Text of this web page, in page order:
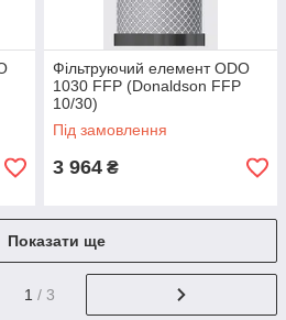
Фільтруючий елемент ODO
1030 FFP (Donaldson FFP
10/30)
Під замовлення
3 964 ₴
Показати ще
1 / 3